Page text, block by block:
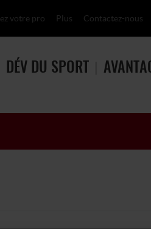
votre pro Plus Contactez-nous
DÉV DU SPORT